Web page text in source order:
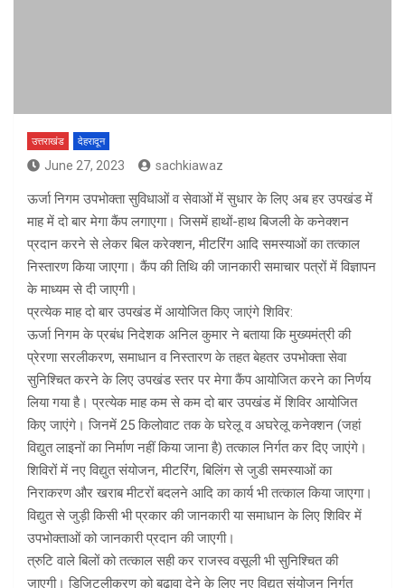
उत्तराखंड देहरादून
June 27, 2023 sachkiawaz
ऊर्जा निगम उपभोक्ता सुविधाओं व सेवाओं में सुधार के लिए अब हर उपखंड में
माह में दो बार मेगा कैंप लगाएगा। जिसमें हाथों-हाथ बिजली के कनेक्शन
प्रदान करने से लेकर बिल करेक्शन, मीटरिंग आदि समस्याओं का तत्काल
निस्तारण किया जाएगा। कैंप की तिथि की जानकारी समाचार पत्रों में विज्ञापन
के माध्यम से दी जाएगी।
प्रत्येक माह दो बार उपखंड में आयोजित किए जाएंगे शिविर:
ऊर्जा निगम के प्रबंध निदेशक अनिल कुमार ने बताया कि मुख्यमंत्री की
प्रेरणा सरलीकरण, समाधान व निस्तारण के तहत बेहतर उपभोक्ता सेवा
सुनिश्चित करने के लिए उपखंड स्तर पर मेगा कैंप आयोजित करने का निर्णय
लिया गया है। प्रत्येक माह कम से कम दो बार उपखंड में शिविर आयोजित
किए जाएंगे। जिनमें 25 किलोवाट तक के घरेलू व अघरेलू कनेक्शन (जहां
विद्युत लाइनों का निर्माण नहीं किया जाना है) तत्काल निर्गत कर दिए जाएंगे।
शिविरों में नए विद्युत संयोजन, मीटरिंग, बिलिंग से जुडी समस्याओं का
निराकरण और खराब मीटरों बदलने आदि का कार्य भी तत्काल किया जाएगा।
विद्युत से जुड़ी किसी भी प्रकार की जानकारी या समाधान के लिए शिविर में
उपभोक्ताओं को जानकारी प्रदान की जाएगी।
त्रुटि वाले बिलों को तत्काल सही कर राजस्व वसूली भी सुनिश्चित की
जाएगी। डिजिटलीकरण को बढ़ावा देने के लिए नए विद्युत संयोजन निर्गत